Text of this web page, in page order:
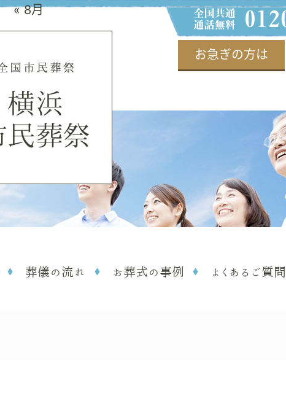
お急ぎの方は
葬儀の流れ お葬式の事例 よくあるご質問
« 8月